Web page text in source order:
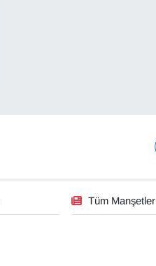
Tüm Manşetler